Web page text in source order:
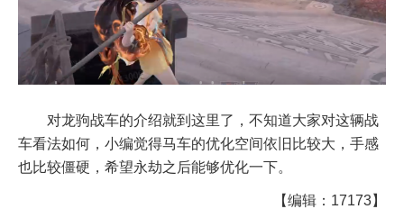
对龙驹战车的介绍就到这里了，不知道大家对这辆战
车看法如何，小编觉得马车的优化空间依旧比较大，手感
也比较僵硬，希望永劫之后能够优化一下。
【编辑：17173】